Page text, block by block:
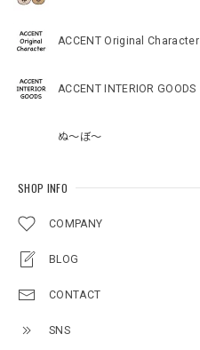
ACCENT Original Character
ACCENT INTERIOR GOODS
ぬ～ぼ～
SHOP INFO
COMPANY
BLOG
CONTACT
SNS